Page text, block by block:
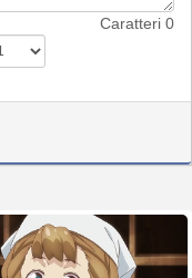
Caratteri 0